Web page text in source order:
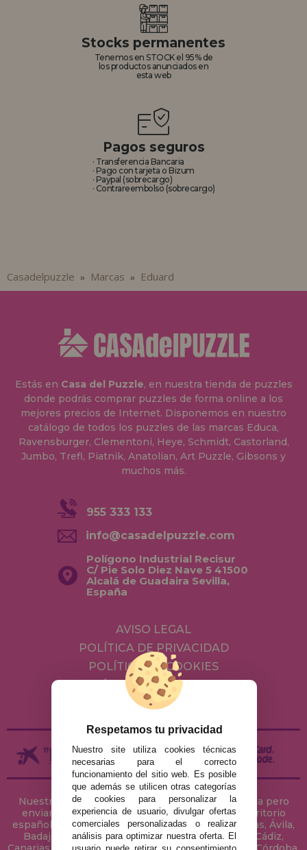
Stocks permanentes
Tenemos en STOCK el 95% de
los productos anunciados en
esta web
Pagos seguros
· Transferencia Bancaria
· Pago con tarjeta o Bizum
· Paypal (sobrecargo)
· Contrareembolso (sobrecargo)
Casadelpuzzle » Marcas » Eduard
Estás en Casa del Puzzle, en nuestra tienda de puzzles
donde podrás comprar puzzles de forma online a los
mejores precios de Internet. Disponemos en nuestro
catálogo de todos los puzzles de las marcas Educa,
Ravensburger, Clementoni, Heye, Schmidt, Castorland,
Jumbo, Trefl, Piatnik, Anatolian, Art Puzzle, Gibsons y
muchos más.
955 333 133
info@casadelpuzzle.com
Polígono Industrial Recisur
C/ Pie Solo Diez Nave 5 41500
Alcalá de Guadaira Sevilla,
España
AVISO LEGAL
POLÍTICA DE PRIVACIDAD
POLÍTICA DE COOKIES
ENVÍOS Y DEVOLUCIONES
DEVOLUCIONES / DESISTIMIENTO
Nuestra tienda de puzzles está ubicada en Sevilla pero
enviamos tus puzzles a cualquier ciudad del territorio
español: Álava, Albacete, Alicante, Almería, Asturias, Ávila,
Badajoz, Baleares, Barcelona, Burgos, Cáceres, Cádiz,
Respetamos tu privacidad
Nuestro site utiliza cookies técnicas
necesarias para el correcto
funcionamiento del sitio web. Es posible
que además se utilicen otras categorías
de cookies para personalizar la
experiencia de usuario, divulgar ofertas
comerciales personalizadas o realizar
análisis para optimizar nuestra oferta. El